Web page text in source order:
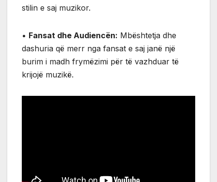
stilin e saj muzikor.
• Fansat dhe Audiencën: Mbështetja dhe
dashuria që merr nga fansat e saj janë një
burim i madh frymëzimi për të vazhduar të
krijojë muzikë.